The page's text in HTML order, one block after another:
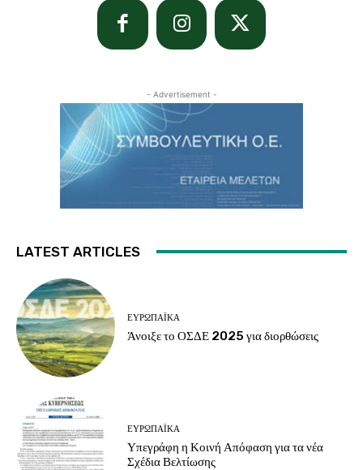
- Advertisement -
LATEST ARTICLES
ΕΥΡΩΠΑΪΚΆ
Άνοιξε το ΟΣΔΕ 2025 για διορθώσεις
ΕΥΡΩΠΑΪΚΆ
Υπεγράφη η Κοινή Απόφαση για τα νέα
Σχέδια Βελτίωσης